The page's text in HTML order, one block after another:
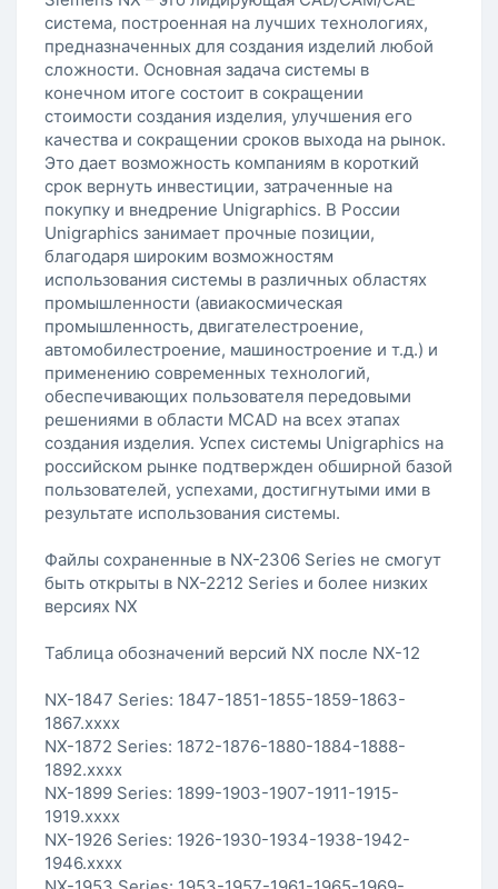
система, построенная на лучших технологиях,
предназначенных для создания изделий любой
сложности. Основная задача системы в
конечном итоге состоит в сокращении
стоимости создания изделия, улучшения его
качества и сокращении сроков выхода на рынок.
Это дает возможность компаниям в короткий
срок вернуть инвестиции, затраченные на
покупку и внедрение Unigraphics. В России
Unigraphics занимает прочные позиции,
благодаря широким возможностям
использования системы в различных областях
промышленности (авиакосмическая
промышленность, двигателестроение,
автомобилестроение, машиностроение и т.д.) и
применению современных технологий,
обеспечивающих пользователя передовыми
решениями в области MCAD на всех этапах
создания изделия. Успех системы Unigraphics на
российском рынке подтвержден обширной базой
пользователей, успехами, достигнутыми ими в
результате использования системы.
Файлы сохраненные в NX-2306 Series не смогут
быть открыты в NX-2212 Series и более низких
версиях NX
Таблица обозначений версий NX после NX-12
NX-1847 Series: 1847-1851-1855-1859-1863-
1867.xxxx
NX-1872 Series: 1872-1876-1880-1884-1888-
1892.xxxx
NX-1899 Series: 1899-1903-1907-1911-1915-
1919.xxxx
NX-1926 Series: 1926-1930-1934-1938-1942-
1946.xxxx